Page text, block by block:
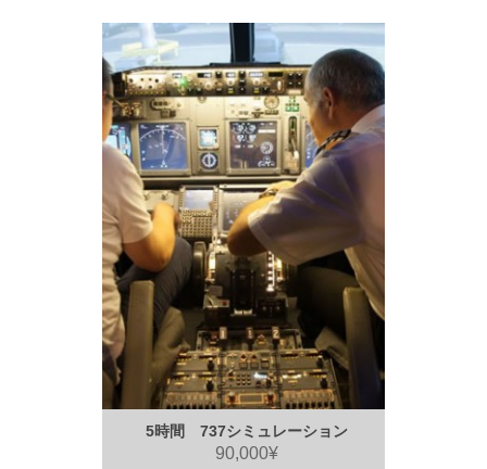
5時間 737シミュレーション
90,000¥